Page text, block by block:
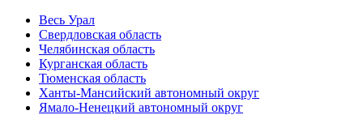
Весь Урал
Свердловская область
Челябинская область
Курганская область
Тюменская область
Ханты-Мансийский автономный округ
Ямало-Ненецкий автономный округ